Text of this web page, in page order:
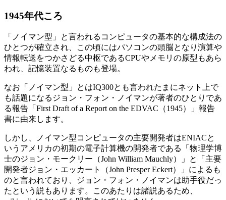
1945年代ころ
「ノイマン型」と言われるコンピュータの基本的な構成法の
ひとつが確立され、この頃にはパソコンの頭脳となり演算や
情報転送をつかさどる中枢であるCPUやメモリの原型もあら
われ、記憶装置なるものも登場。
なお「ノイマン型」とはIQ300とも言われたまにネット上で
も話題になるジョン・フォン・ノイマンが著者のひとりであ
る報告「First Draft of a Report on the EDVAC（1945）」報告
書に由来します。
しかし、ノイマン型コンピュータの主要開発者はENIACと
いうアメリカの初期の電子計算機の開発者である「物理学博
士のジョン・モークリー（John William Mauchly）」と「主要
開発者ジョン・エッカート（John Presper Eckert）」によるも
のと言われており、ジョン・フォン・ノイマンは助手役だっ
たという説もあります。このあたりは諸説あるため、